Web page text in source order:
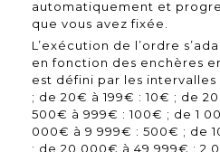
automatiquement et
que vous avez fixée.
L’exécution de l’ordre
en fonction des enchères
est défini par les intervalles
; de 20€ à 199€ : 10€ ; de
500€ à 999€ : 100€ ; de 1
000€ à 9 999€ : 500€ ; de
; de 20 000€ à 49 999€ : 2